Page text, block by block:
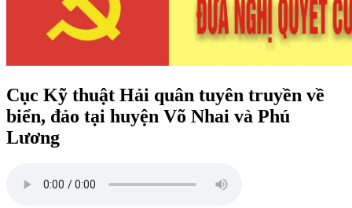
Cục Kỹ thuật Hải quân tuyên truyền về
biển, đảo tại huyện Võ Nhai và Phú
Lương